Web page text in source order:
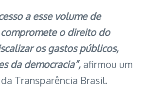
a esse volume de
o direito do
os gastos públicos,
da democracia”, afirmou um
Transparência Brasil.